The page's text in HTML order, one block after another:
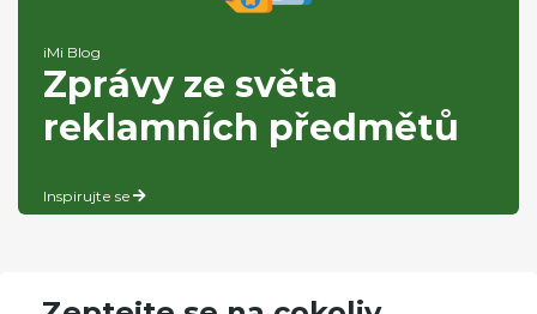
iMi Blog
Zprávy ze světa
reklamních předmětů
Inspirujte se